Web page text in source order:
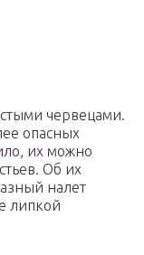
червецами.
опасных
их можно
Об их
налет
липкой